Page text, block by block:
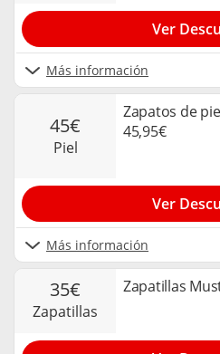
Más información
Ver
45€
piel
Zapatos de
45,95€
Más información
Ver
35€
zapatillas
Zapatillas